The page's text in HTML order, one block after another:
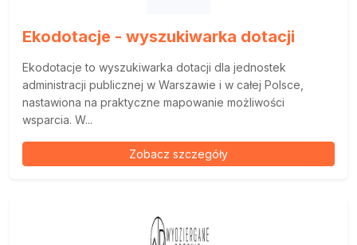
Ekodotacje - wyszukiwarka dotacji
Ekodotacje to wyszukiwarka dotacji dla jednostek
administracji publicznej w Warszawie i w całej Polsce,
nastawiona na praktyczne mapowanie możliwości
wsparcia. W...
Zobacz szczegóły